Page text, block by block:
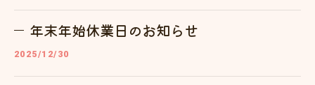
年末年始休業日のお知らせ
2025/12/30